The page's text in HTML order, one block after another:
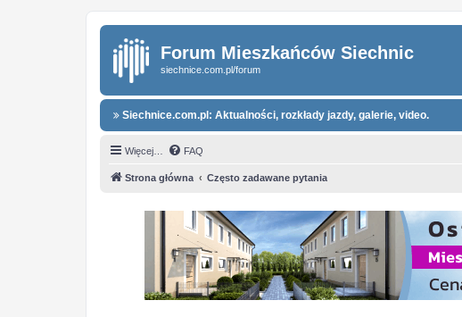
Forum Mieszkańców Siechnic
siechnice.com.pl/forum
Siechnice.com.pl: Aktualności, rozkłady jazdy, galerie, video.
Więcej… FAQ
Strona główna Często zadawane pytania